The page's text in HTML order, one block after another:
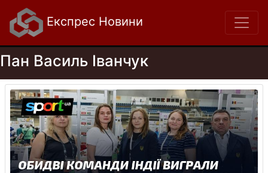
Експрес Новини
Пан Василь Іванчук